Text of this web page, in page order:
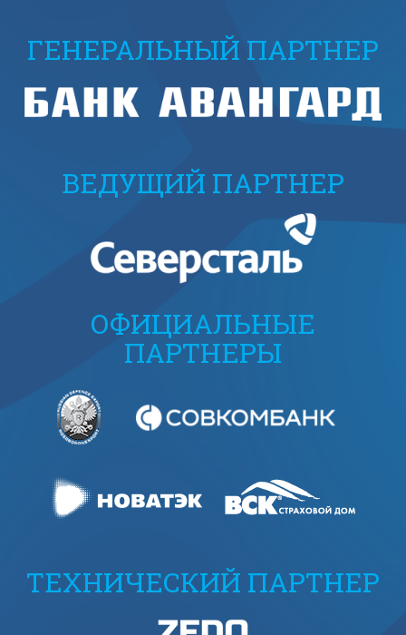
ГЕНЕРАЛЬНЫЙ ПАРТНЕР
ВЕДУЩИЙ ПАРТНЕР
ОФИЦИАЛЬНЫЕ
ПАРТНЕРЫ
ТЕХНИЧЕСКИЙ ПАРТНЕР